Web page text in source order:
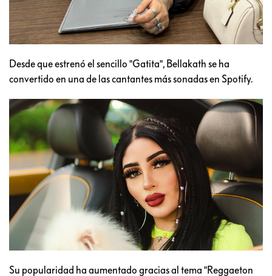
Desde que estrenó el sencillo "Gatita", Bellakath se ha
convertido en una de las cantantes más sonadas en Spotify.
Su popularidad ha aumentado gracias al tema "Reggaeton